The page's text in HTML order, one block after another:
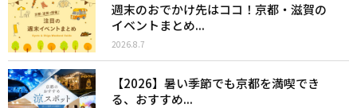
週末のおでかけ先はココ！京都・滋賀の
イベントまとめ...
2026.8.7
【2026】暑い季節でも京都を満喫でき
る、おすすめ...